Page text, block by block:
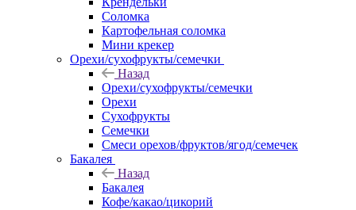
Соломка
Картофельная соломка
Мини крекер
Орехи/сухофрукты/семечки
Назад
Орехи/сухофрукты/семечки
Орехи
Сухофрукты
Семечки
Смеси орехов/фруктов/ягод/семечек
Бакалея
Назад
Бакалея
Кофе/какао/цикорий